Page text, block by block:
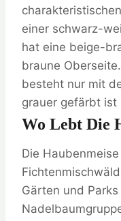
einer schwarz-
hat eine beige-
braune Oberseite.
besteht nur mit
grauer gefärbt ist
Wo Lebt Die
Die
Gärten und